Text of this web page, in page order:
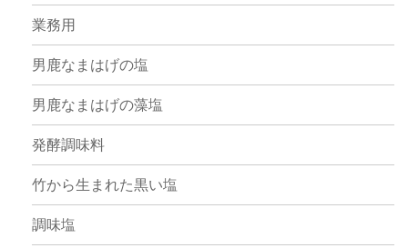
業務用
男鹿なまはげの塩
男鹿なまはげの藻塩
発酵調味料
竹から生まれた黒い塩
調味塩